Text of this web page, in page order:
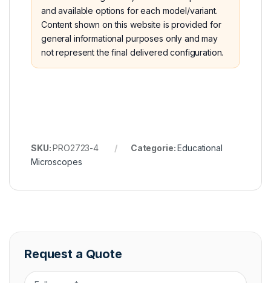
and available options for each model/variant.
Content shown on this website is provided for
general informational purposes only and may
not represent the final delivered configuration.
SKU:PRO2723-4 Categorie:Educational
Microscopes
Request a Quote